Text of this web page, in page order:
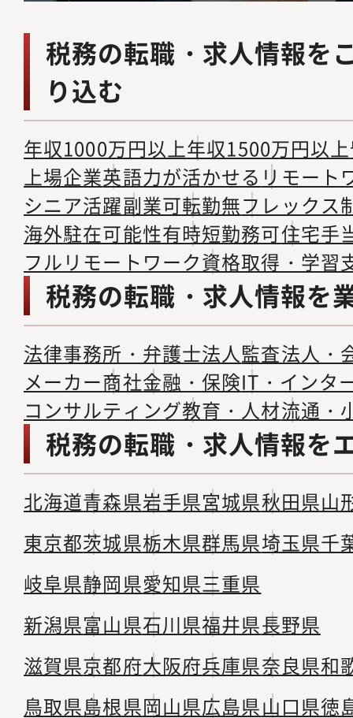
税務の転職・求人情報を
り込む
年収1000万円以上年収1500万円以上
上場企業英語力が活かせる リモート
シニア活躍副業可転勤無フレックス
海外駐在可能性有時短勤務可住宅手
フルリモートワーク資格取得・学習
税務の転職・求人情報を
法律事務所・弁護士法人監査法人・
メーカー商社金融・保険IT・インタ
コンサルティング教育・人材流通・
税務の転職・求人情報を
北海道青森県岩手県宮城県秋田県山
東京都茨城県栃木県群馬県埼玉県千
岐阜県静岡県愛知県三重県
新潟県富山県石川県福井県長野県
滋賀県京都府大阪府兵庫県奈良県和
鳥取県島根県岡山県広島県山口県徳